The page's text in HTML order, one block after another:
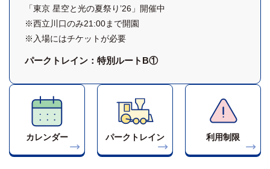
「東京 星空と光の夏祭り’26」開催中
※西立川口のみ21:00まで開園
※入場にはチケットが必要
パークトレイン：特別ルートB①
カレンダー パークトレイン 利用制限